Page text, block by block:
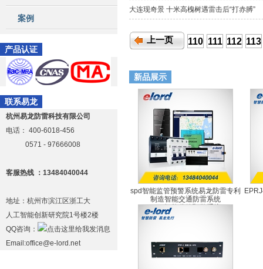
案例
产品认证
联系易龙
杭州易龙防雷科技有限公司
电话： 400-6018-456
0571 - 97666008
客服热线 ：13484040044
地址：杭州市滨江区浙工大
人工智能创新研究院1号楼2楼
QQ咨询：
Email:office@e-lord.net
大连现奇景 十米高槐树遇雷击后“打赤膊”
上一页 110 111 112 113
新品展示
spd智能监管预警系统易龙防雷专利
制造智能交通防雷系统
SPD智能监管预警系统